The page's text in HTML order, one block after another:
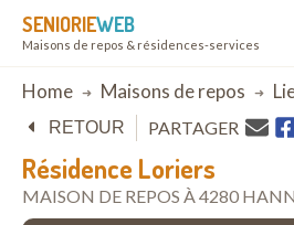
SENIORIEWEB
Maisons de repos & résidences-services
Breadcrumb
Home Maisons de repos
Résidence Loriers
MAISON DE REPOS À 4280
RETOUR PARTAGER